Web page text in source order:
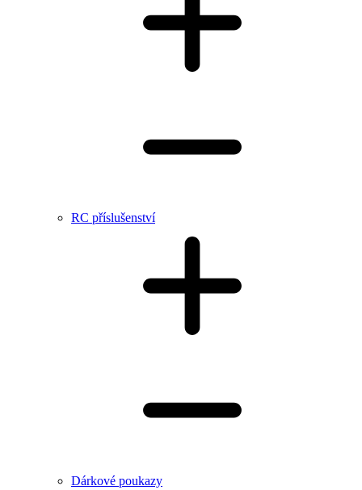
RC příslušenství
Dárkové poukazy